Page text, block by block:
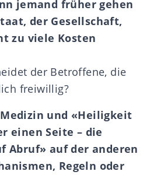
jemand früher gehen
der Gesellschaft,
zu viele Kosten
der Betroffene, die
freiwillig?
und «Heiligkeit
einen Seite – die
Abruf» auf der anderen
Regeln oder